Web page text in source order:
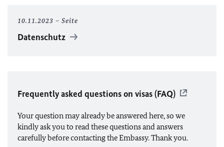
10.11.2023 Seite
Datenschutz
Frequently asked questions on visas (FAQ)
Your question may already be answered here, so we
kindly ask you to read these questions and answers
carefully before contacting the Embassy. Thank you.